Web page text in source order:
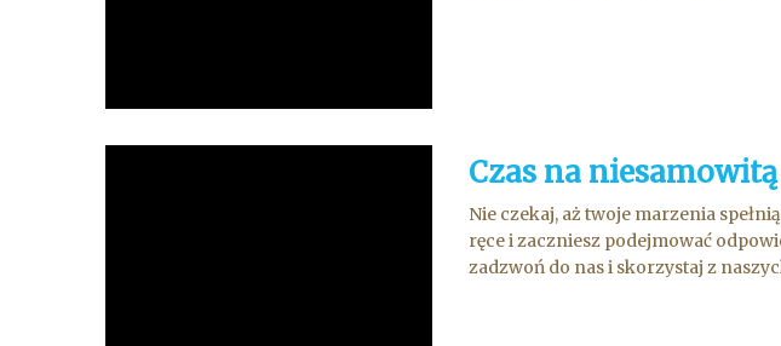
Czas na
Nie czekaj, aż twoje marzenia
ręce i zaczniesz podejmować
zadzwoń do nas i skorzystaj z